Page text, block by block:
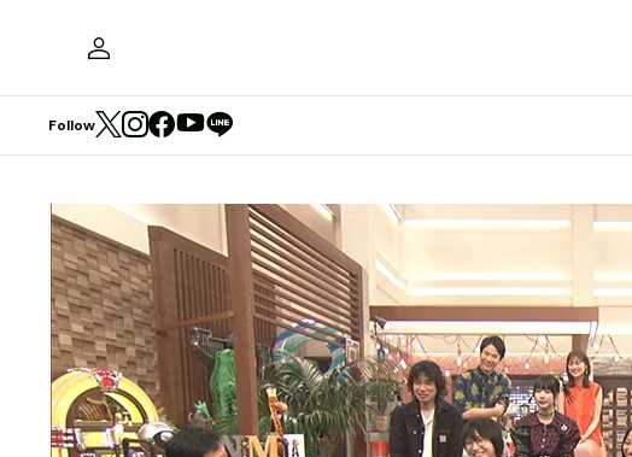
Follow